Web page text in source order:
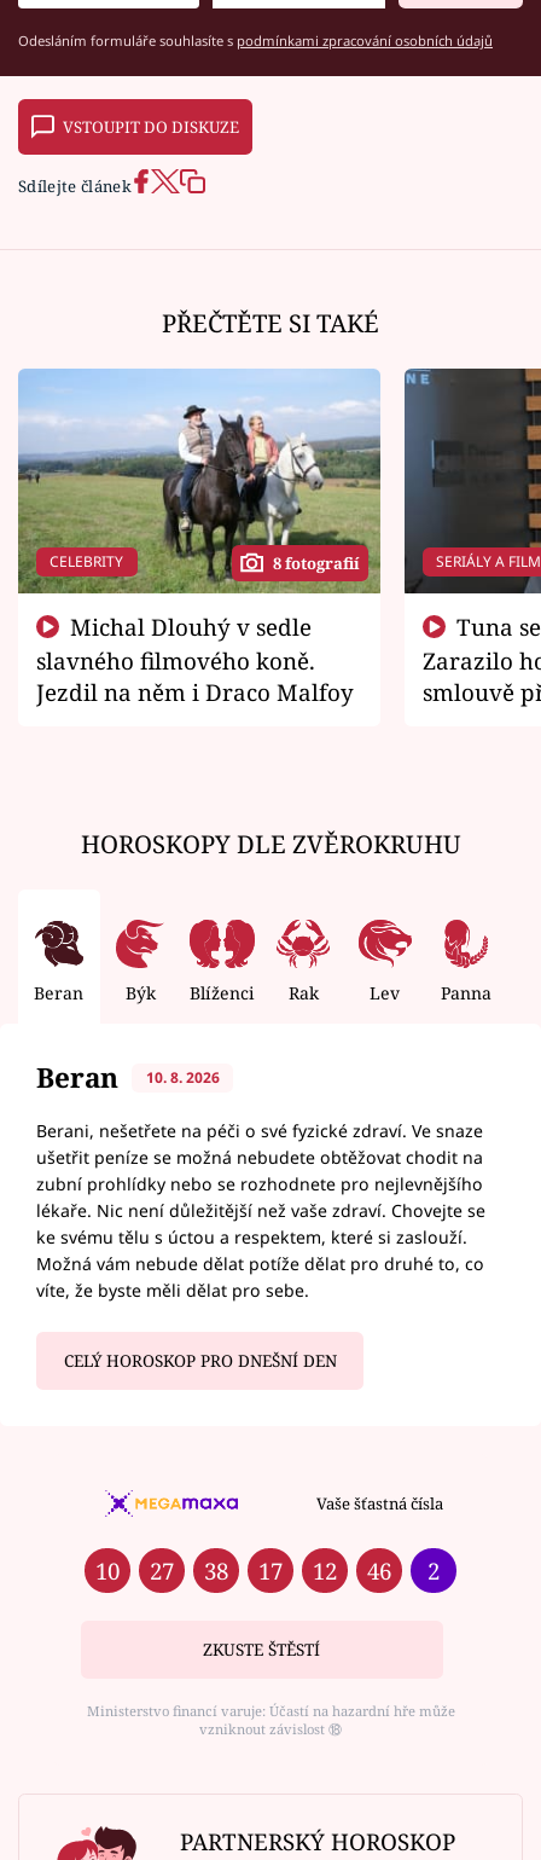
Odesláním formuláře souhlasíte s podmínkami zpracování osobních údajů
VSTOUPIT DO DISKUZE
Sdílejte článek
PŘEČTĚTE SI TAKÉ
CELEBRITY 8 fotografií
slavného filmového koně.
Jezdil na něm i Draco Malfoy
SERIÁLY A
Zarazilo
smlouvě
HOROSKOPY DLE ZVĚROKRUHU
Beran Býk Blíženci Rak Lev Panna
Beran 10. 8. 2026
Berani, nešetřete na péči o své fyzické zdraví. Ve snaze
ušetřit peníze se možná nebudete obtěžovat chodit na
zubní prohlídky nebo se rozhodnete pro nejlevnějšího
lékaře. Nic není důležitější než vaše zdraví. Chovejte se
ke svému tělu s úctou a respektem, které si zaslouží.
Možná vám nebude dělat potíže dělat pro druhé to, co
víte, že byste měli dělat pro sebe.
CELÝ HOROSKOP PRO DNEŠNÍ DEN
Vaše šťastná čísla
10 27 38 17 12 46 2
ZKUSTE ŠTĚSTÍ
Ministerstvo financí varuje: Účastí na hazardní hře může
vzniknout závislost ⑱
PARTNERSKÝ HOROSKOP